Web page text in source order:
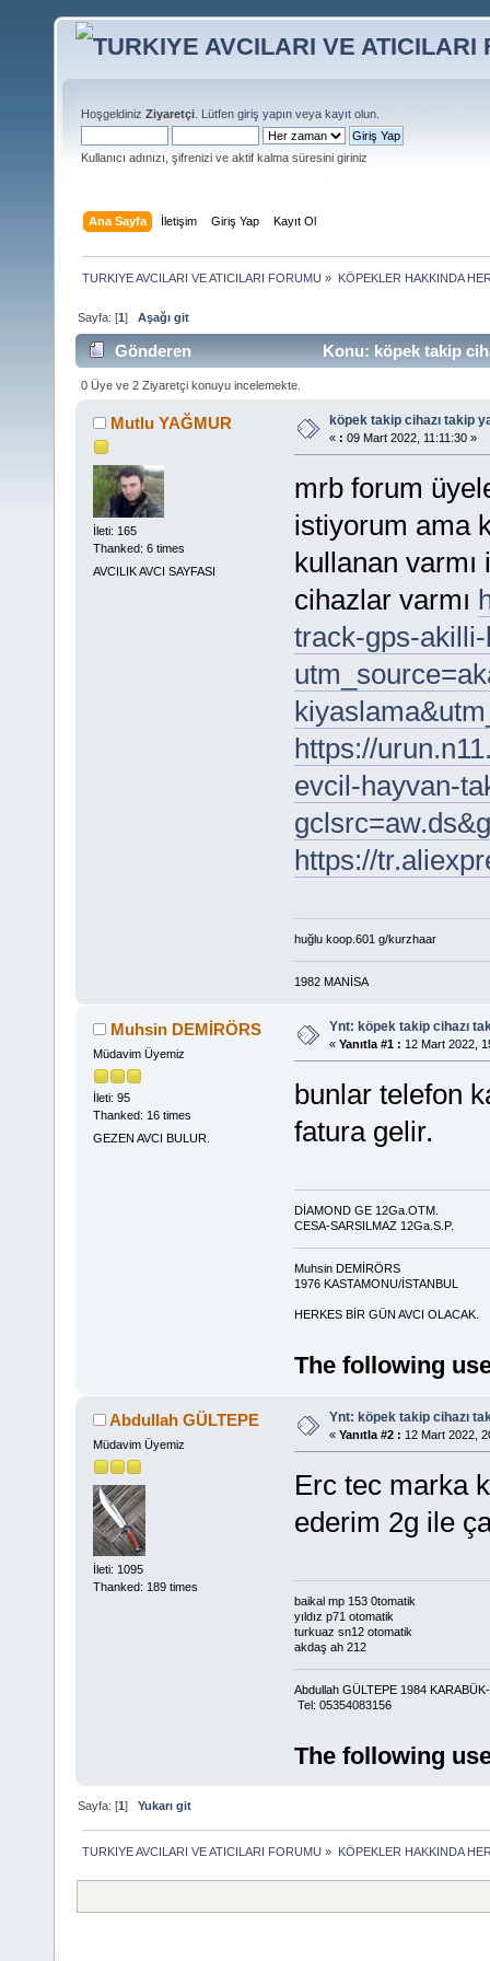
Hoşgeldiniz Ziyaretçi . Lütfen giriş yapın veya kayıt olun
Kullanıcı adınızı, şifrenizi ve aktif kalma süresini giriniz
Ana Sayfa İletişim Giriş Yap Kayıt Ol
TURKIYE AVCILARI VE ATICILARI FORUMU » KÖPEKLER HAKKINDA
Sayfa: [1]Aşağı git
Gönderen Konu: köpek takip
0 Üye ve 2 Ziyaretçi konuyu incelemekte.
Mutlu YAĞMUR
İleti: 165
Thanked: 6 times
AVCILIK AVCI SAYFASI
köpek takip cihazı takip
« : 09 Mart 2022, 11:11:30 »
mrb forum
istiyorum ama
kullanan
cihazlar varmı
track-gps-
https://
evcil-hayvan-
https://
huğlu koop.601 g/kurzhaar
1982 MANİSA
Muhsin DEMİRÖRS
Müdavim Üyemiz
İleti: 95
Thanked: 16 times
GEZEN AVCI BULUR.
Ynt: köpek takip cihazı
« Yanıtla #1 : 12 Mart 2022,
bunlar telefon
fatura gelir.
DİAMOND GE 12Ga.OTM.
CESA-SARSILMAZ 12Ga.S.P.
Muhsin DEMİRÖRS
1976 KASTAMONU/
HERKES BİR GÜN AVCI OLACAK.
The following
Abdullah GÜLTEPE
Müdavim Üyemiz
İleti: 1095
Thanked: 189 times
Ynt: köpek takip cihazı
« Yanıtla #2 : 12 Mart 2022,
Erc tec marka
ederim 2g ile
baikal mp 153 0tomatik
yıldız p71 otomatik
turkuaz sn12 otomatik
akdaş ah 212
Abdullah GÜLTEPE 1984
Tel: 05354083156
The following
Sayfa: [1]Yukarı git
TURKIYE AVCILARI VE ATICILARI FORUMU » KÖPEKLER HAKKINDA